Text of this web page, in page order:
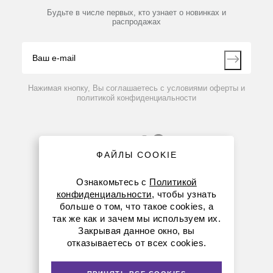
Принтер матричный SF40A
Производители
Партнеры
Контакты
Будьте в числе первых, кто узнает о новинках и
распродажах
Нажимая кнопку, Вы соглашаетесь с условиями оферты и
политикой конфиденциальности
8 (800) 234-05-08
+7 (912) 658-76-06
ФАЙЛЫ COOKIE
Ознакомьтесь с Политикой
конфиденциальности, чтобы узнать
больше о том, что такое cookies, а
так же как и зачем мы используем их.
Закрывая данное окно, вы
отказываетесь от всех cookies.